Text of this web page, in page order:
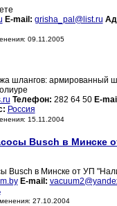
E-mail: grisha_pal@list.ru
09.11.2005
шлангов: армированный
Телефон: 282 64 50 E-
Россия
15.11.2004
Busch в Минске
Busch в Минске от УП
E-mail:
27.10.2004